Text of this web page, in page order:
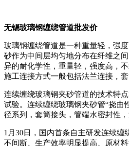
无锡玻璃钢缠绕管道批发价
玻璃钢缠绕管道是一种重量轻，强
砂作为中间层均匀地分布在纤维之
异的耐化学性，重量轻，强度高，
施工连接方式一般包括法兰连接，
连续缠绕玻璃钢夹砂管道的技术特
试验。连续缠绕玻璃钢夹砂管“挠曲
径系列，套筒接头，管端水密封性
1月30日，国内首条自主研发连续
不间断、生产效率明显提高、原材